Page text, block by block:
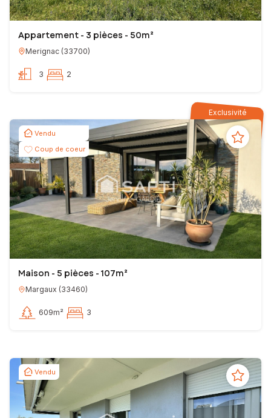
Appartement - 3 pièces - 50m²
Merignac (33700)
3 2
Exclusivité
Vendu
Coup de coeur
Maison - 5 pièces - 107m²
Margaux (33460)
609m² 3
Vendu